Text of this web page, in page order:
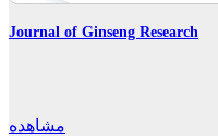
Journal of Ginseng Research
مشاهده